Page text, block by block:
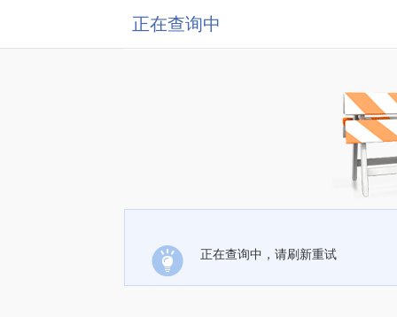
正在查询中
正在查询中，请刷新重试